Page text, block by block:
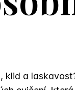
klid a